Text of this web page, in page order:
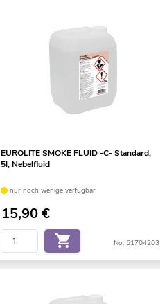
EUROLITE SMOKE FLUID -C- Standard,
5l, Nebelfluid
nur noch wenige verfügbar
15,90€
No. 51704203